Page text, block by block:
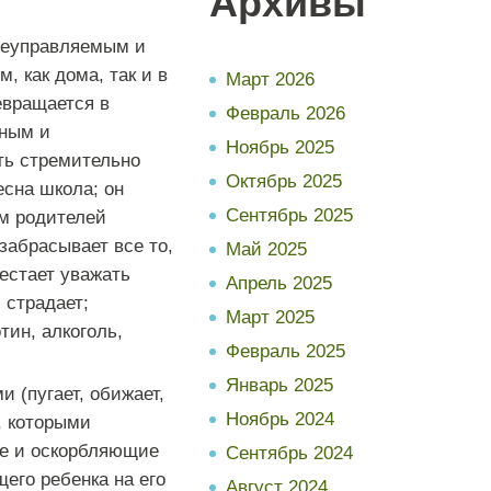
и
как дома, так и в
в
и
стремительно
школа; он
родителей
все то,
уважать
алкоголь,
(пугает, обижает,
которыми
и оскорбляющие
ребенка на его
Март 2026
Февраль 2026
Ноябрь 2025
Октябрь 2025
Сентябрь 2025
Май 2025
Апрель 2025
Март 2025
Февраль 2025
Январь 2025
Ноябрь 2024
Сентябрь 2024